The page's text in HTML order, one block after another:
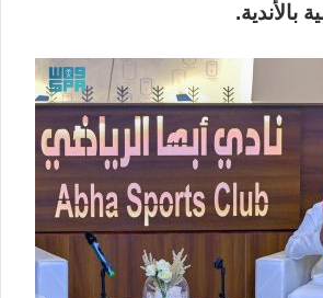
بالأندية.